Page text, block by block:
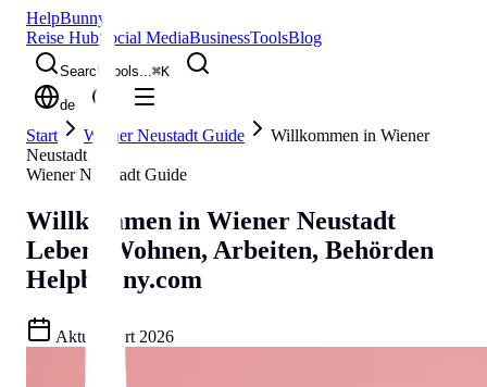
HelpBunny
Reise HubSocial MediaBusinessToolsBlog
Search tools...⌘K
de
Start Wiener Neustadt Guide
Willkommen in Wiener
Neustadt
Wiener Neustadt Guide
Willkommen in Wiener Neustadt
Leben, Wohnen, Arbeiten, Behörden
Helpbunny.com
Aktualisiert 2026